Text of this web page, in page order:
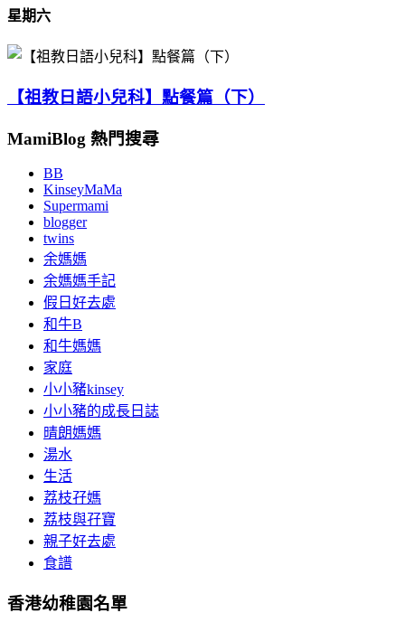
星期六
【祖教日語小兒科】點餐篇（下）
MamiBlog 熱門搜尋
BB
KinseyMaMa
Supermami
blogger
twins
余媽媽
余媽媽手記
假日好去處
和牛B
和牛媽媽
家庭
小小豬kinsey
小小豬的成長日誌
晴朗媽媽
湯水
生活
荔枝孖媽
荔枝與孖寶
親子好去處
食譜
香港幼稚園名單